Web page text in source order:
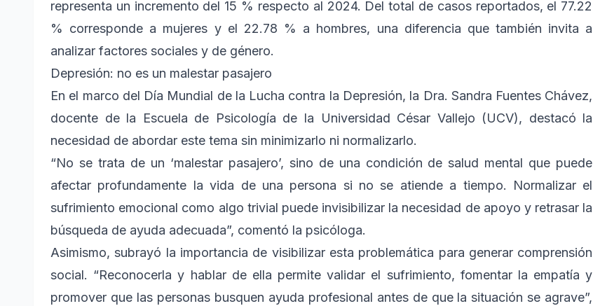
representa un incremento del 15 % respecto al 2024. Del total de casos reportados, el 77.22
% corresponde a mujeres y el 22.78 % a hombres, una diferencia que también invita a
analizar factores sociales y de género.
Depresión: no es un malestar pasajero
En el marco del Día Mundial de la Lucha contra la Depresión, la Dra. Sandra Fuentes Chávez,
docente de la Escuela de Psicología de la Universidad César Vallejo (UCV), destacó la
necesidad de abordar este tema sin minimizarlo ni normalizarlo.
“No se trata de un ‘malestar pasajero’, sino de una condición de salud mental que puede
afectar profundamente la vida de una persona si no se atiende a tiempo. Normalizar el
sufrimiento emocional como algo trivial puede invisibilizar la necesidad de apoyo y retrasar la
búsqueda de ayuda adecuada”, comentó la psicóloga.
Asimismo, subrayó la importancia de visibilizar esta problemática para generar comprensión
social. “Reconocerla y hablar de ella permite validar el sufrimiento, fomentar la empatía y
promover que las personas busquen ayuda profesional antes de que la situación se agrave”,